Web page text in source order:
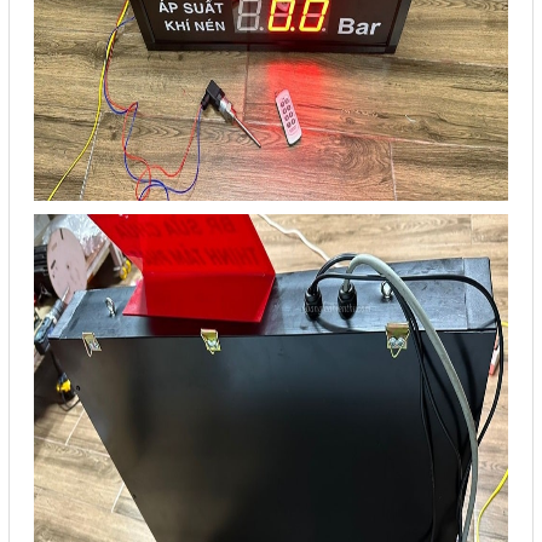
Sửa motor - Quấn motor
Sửa Cân Điện Tử
Lập trình PLC
Lập trình màn hình HMI
Lập trình hệ thống Scada
Lập trình hệ thống Servo
Crack password PLC
Crack password HMI
Lấy Chương Trình HMI
Thông tin hữu ích
Hình ảnh sửa chữa